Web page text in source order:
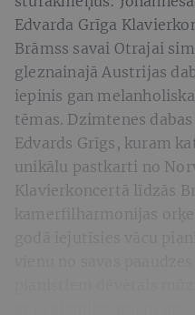
Edvarda Grīga
Brāmss savai Otrajai
gleznainajā Austrijas
iepinis gan
tēmas. Dzimtenes
Edvards Grīgs, kuram
unikālu pastkarti no
Klavierkoncertā līdzās
kamerfilharmonijas